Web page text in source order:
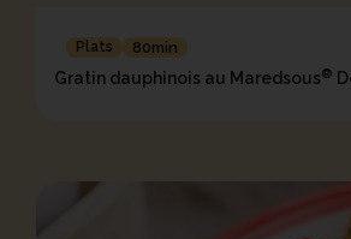
Plats 80min
Gratin dauphinois au Maredsous®